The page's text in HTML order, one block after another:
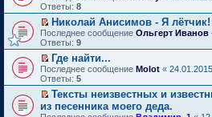
ю
б
щ
е
н
и
ю
н
о
м
у
с
о
о
б
щ
е
и
и
т
а
н
н
о
м
у
с
о
о
б
п
р
о
ч
и
т
а
н
н
м
у
м
у
н
е
п
р
о
ч
и
а
п
е
р
в
о
м
у
н
е
п
о
т
и
к
п
е
р
в
о
м
н
е
е
р
е
й
т
и
к
п
е
р
о
Ответы: 8
П
е
р
й
т
и
п
Николай Анисимов - Я лётчик!
Последнее сообщение Ольгерт Иванов
Ответы: 9
П
е
р
й
т
Где найти...
Последнее сообщение Molot «
Ответы: 5
П
е
Тексты неизвестных и
из песенника моего деда.